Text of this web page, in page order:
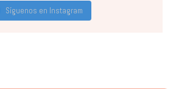
Síguenos en Instagram